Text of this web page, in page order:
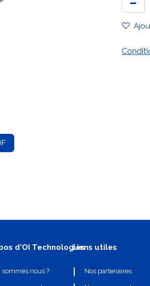
d'OI Technologies
sommes nous ?
Liens utiles
Nos partenaires